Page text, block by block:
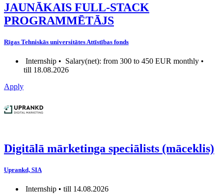
JAUNĀKAIS FULL-STACK
PROGRAMMĒTĀJS
Rīgas Tehniskās universitātes Attīstības fonds
Internship • Salary(net): from 300 to 450 EUR monthly •
till 18.08.2026
Apply
Digitālā mārketinga speciālists (māceklis)
Uprankd, SIA
Internship • till 14.08.2026